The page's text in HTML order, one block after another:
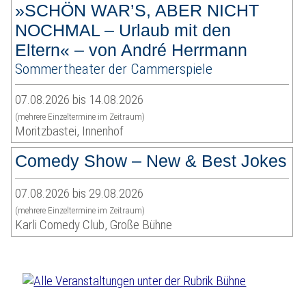
»SCHÖN WAR’S, ABER NICHT
NOCHMAL – Urlaub mit den
Eltern« – von André Herrmann
Sommertheater der Cammerspiele
07.08.2026 bis 14.08.2026
(mehrere Einzeltermine im Zeitraum)
Moritzbastei, Innenhof
Comedy Show – New & Best Jokes
07.08.2026 bis 29.08.2026
(mehrere Einzeltermine im Zeitraum)
Karli Comedy Club, Große Bühne